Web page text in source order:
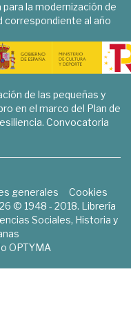
la modernización de
correspondiente al año
de las pequeñas y
en el marco del Plan de
Convocatoria
generales
Cookies
© 1948 - 2018. Librería
Sociales, Historia y
OPTYMA